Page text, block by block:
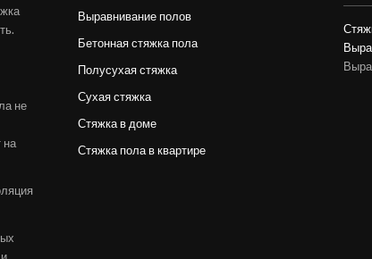
не
на
Выравнивание полов
Бетонная стяжка пола
Полусухая стяжка
Сухая стяжка
Стяжка в доме
Стяжка пола в квартире